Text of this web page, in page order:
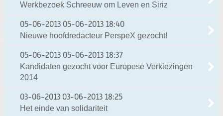
Werkbezoek Schreeuw om Leven en Siriz
05-06-2013 05-06-2013 18:40
Nieuwe hoofdredacteur PerspeX gezocht!
05-06-2013 05-06-2013 18:37
Kandidaten gezocht voor Europese Verkiezingen
2014
03-06-2013 03-06-2013 18:25
Het einde van solidariteit